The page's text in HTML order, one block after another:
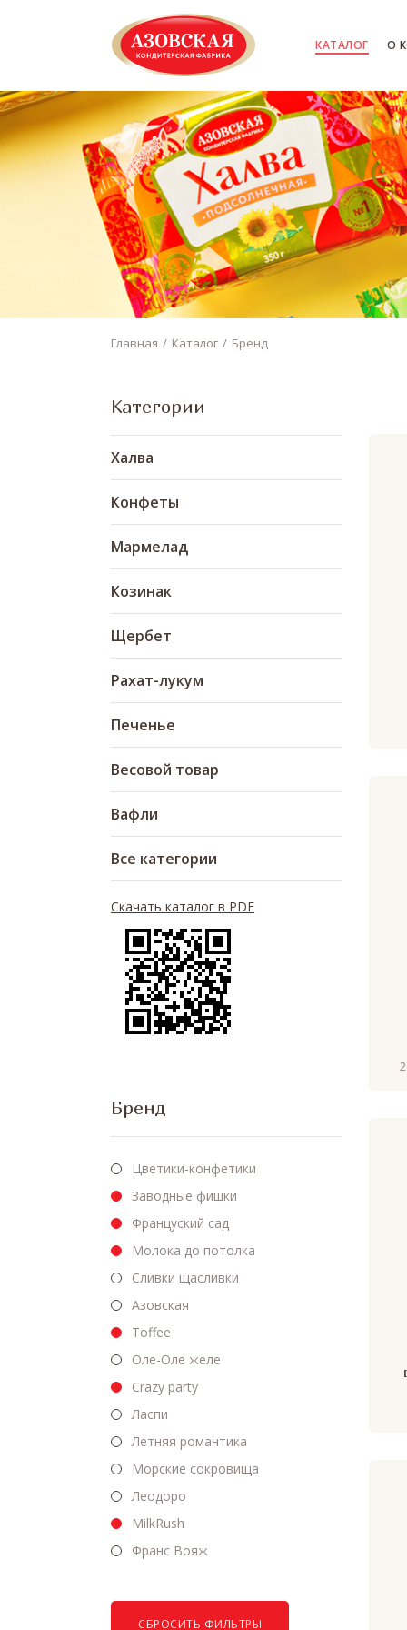
КАТАЛОГ О
Главная Каталог Бренд
Категории
Халва
Конфеты
Мармелад
Козинак
Щербет
Рахат-лукум
Печенье
Весовой товар
Вафли
Все категории
Скачать каталог в PDF
Бренд
Цветики-конфетики
Заводные фишки
Француский сад
Молока до потолка
Сливки щасливки
Азовская
Toffee
Оле-Оле желе
Crazy party
Ласпи
Летняя романтика
Морские сокровища
Леодоро
MilkRush
Франс Вояж
СБРОСИТЬ ФИЛЬТРЫ